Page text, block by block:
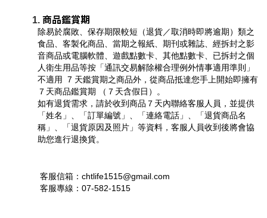
商品鑑賞期
除易於腐敗、保存期限較短（退貨／取消時即將逾期）類之
食品、客製化商品、當期之報紙、期刊或雜誌、經拆封之影
音商品或電腦軟體、遊戲點數卡、其他點數卡、已拆封之個
人衛生用品等按「通訊交易解除權合理例外情事適用準則」
不適用  7 天鑑賞期之商品外，從商品抵達您手上開始即擁有
７天商品鑑賞期 （７天含假日）。
如有退貨需求，請於收到商品７天內聯絡客服人員，並提供
「姓名」、「訂單編號」、「連絡電話」、「退貨商品名
稱」、「退貨原因及照片」等資料，客服人員收到後將會協
助您進行退換貨。
客服信箱：chtlife1515@gmail.com
客服專線：07-582-1515